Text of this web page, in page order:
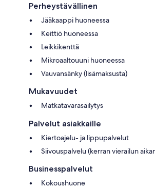
Perheystävällinen
Jääkaappi huoneessa
Keittiö huoneessa
Leikkikenttä
Mikroaaltouuni huoneessa
Vauvansänky (lisämaksusta)
Mukavuudet
Matkatavarasäilytys
Palvelut asiakkaille
Kiertoajelu- ja lippupalvelut
Siivouspalvelu (kerran vierailun
Businesspalvelut
Kokoushuone